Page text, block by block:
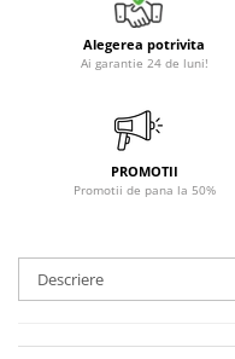
Alegerea potrivita
Ai garantie 24 de luni!
PROMOTII
Promotii de pana la 50%
Descriere